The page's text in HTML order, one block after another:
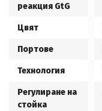
реакция GtG
Цвят
Портове
Технология
Регулиране на
стойка